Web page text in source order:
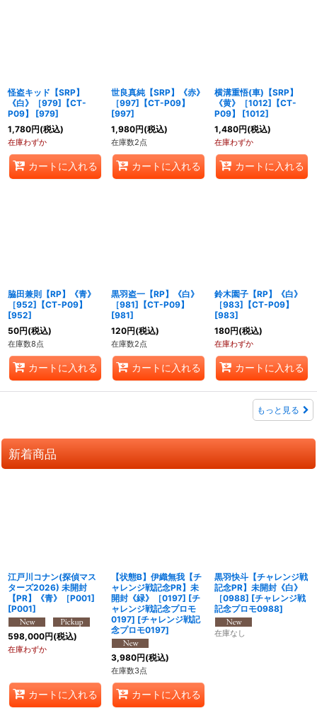
怪盗キッド【SRP】
《白》［979]【CT-
P09】
[979]
1,780円(税込)
在庫わずか
カートに入れる
世良真純【SRP】《赤》
［997]【CT-P09】
[997]
1,980円(税込)
在庫数2点
カートに入れる
横溝重悟(車)【SRP】
《黄》［1012]【CT-
P09】
[1012]
1,480円(税込)
在庫わずか
カートに入れる
脇田兼則【RP】《青》
［952]【CT-P09】
[952]
50円(税込)
在庫数8点
カートに入れる
黒羽盗一【RP】《白》
［981]【CT-P09】
[981]
120円(税込)
在庫数2点
カートに入れる
鈴木園子【RP】《白》
［983]【CT-P09】
[983]
180円(税込)
在庫わずか
カートに入れる
もっと見る
新着商品
江戸川コナン(探偵マス
ターズ2026) 未開封
【PR】《青》［P001]
[P001]
598,000円(税込)
在庫わずか
カートに入れる
【状態B】伊織無我【チ
ャレンジ戦記念PR】未
開封《緑》［0197] [チ
ャレンジ戦記念プロモ
0197] [チャレンジ戦記
念プロモ0197]
3,980円(税込)
在庫数3点
カートに入れる
黒羽快斗【チャレンジ戦
記念PR】未開封《白》
［0988] [チャレンジ戦
記念プロモ0988]
在庫なし